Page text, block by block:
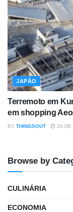
JAPÃO
Terremoto em
em shopping
BY THINGSOUT 29 DE
Browse by
CULINÁRIA
ECONOMIA